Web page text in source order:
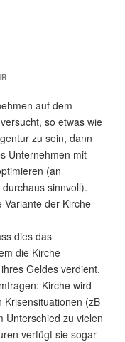
auf dem
so etwas wie
zu sein, dann
Unternehmen mit
(an
sinnvoll).
Variante der Kirche
dies das
die Kirche
Geldes verdient.
Kirche wird
Krisensituationen (zB
zu vielen
verfügt sie sogar